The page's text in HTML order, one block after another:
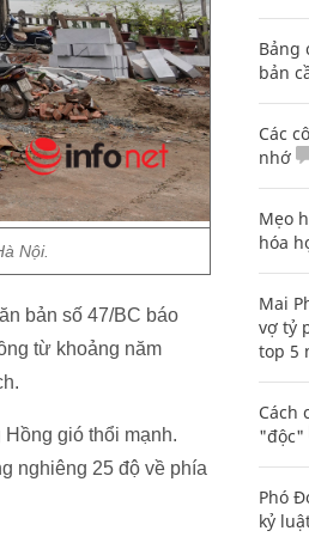
Nội.
bản số 47/BC báo
từ khoảng năm
Hồng gió thổi mạnh.
nghiêng 25 độ về phía
Bảng
bản
Các
nhớ
Mẹo
hóa
Mai
vợ tỷ
top 5
Cách
"độc"
Phó
kỷ